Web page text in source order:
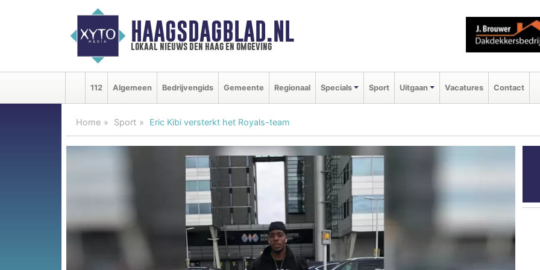
HAAGSDAGBLAD.NL
lokaal nieuws den haag en omgeving
112 Algemeen Bedrijvengids Gemeente Regionaal Specials Sport Uitgaan Vacatures Contact
Home Sport Eric Kibi versterkt het Royals-team